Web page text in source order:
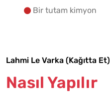
Bir tutam kimyon
Lahmi Le Varka (Kağıtta Et)
Nasıl Yapılır